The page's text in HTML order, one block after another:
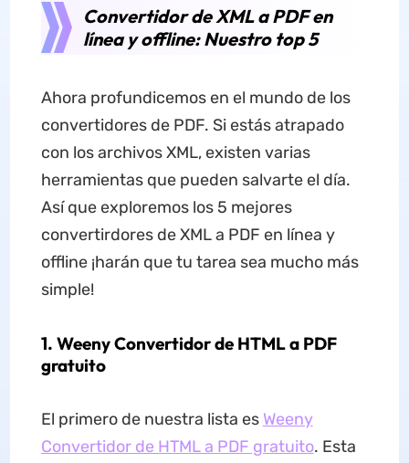
Convertidor de XML a PDF en
línea y offline: Nuestro top 5
Ahora profundicemos en el mundo de los
convertidores de PDF. Si estás atrapado
con los archivos XML, existen varias
herramientas que pueden salvarte el día.
Así que exploremos los 5 mejores
convertirdores de XML a PDF en línea y
offline ¡harán que tu tarea sea mucho más
simple!
1. Weeny Convertidor de HTML a PDF
gratuito
El primero de nuestra lista es Weeny
Convertidor de HTML a PDF gratuito. Esta